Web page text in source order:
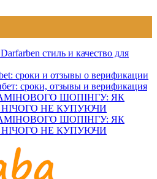
стиль и качество для
сроки и отзывы о верификации
сроки, отзывы и верификация
ШОПІНГУ: ЯК
НЕ КУПУЮЧИ
ШОПІНГУ: ЯК
НЕ КУПУЮЧИ